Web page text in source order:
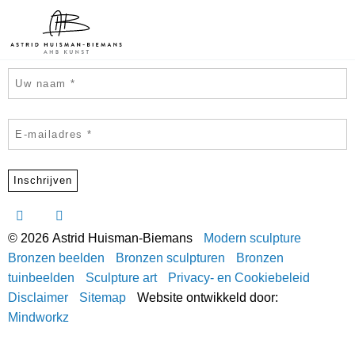
Schrijf je in voor de nieuwsbrief
© 2026 Astrid Huisman-Biemans
Modern sculpture
Bronzen beelden
Bronzen sculpturen
Bronzen
tuinbeelden
Sculpture art
Privacy- en Cookiebeleid
Disclaimer
Sitemap
Website ontwikkeld door:
Mindworkz